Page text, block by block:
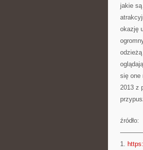
jakie
okazję
się one
2013 z
źródło:
1.